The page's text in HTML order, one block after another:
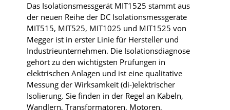
Das Isolationsmessgerät MIT1525 stammt aus
der neuen Reihe der DC Isolationsmessgeräte
MIT515, MIT525, MIT1025 und MIT1525 von
Megger ist in erster Linie für Hersteller und
Industrieunternehmen. Die Isolationsdiagnose
gehört zu den wichtigsten Prüfungen in
elektrischen Anlagen und ist eine qualitative
Messung der Wirksamkeit (di-)elektrischer
Isolierung. Sie finden in der Regel an Kabeln,
Wandlern, Transformatoren, Motoren,